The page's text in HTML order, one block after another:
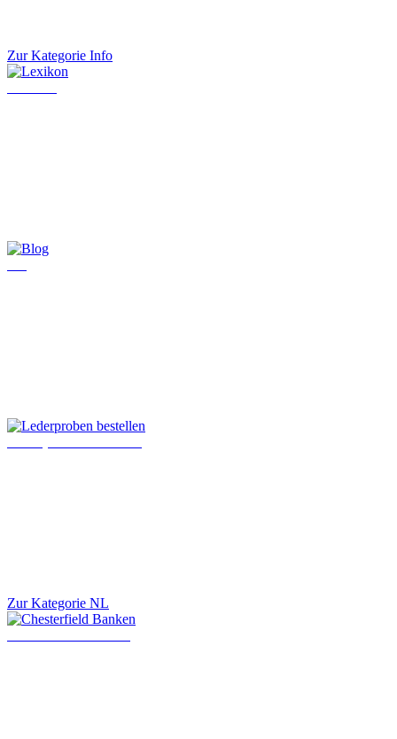
Zur Kategorie Info
Zur Kategorie NL